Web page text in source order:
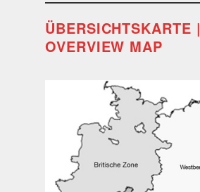
ÜBERSICHTSKARTE |
OVERVIEW MAP